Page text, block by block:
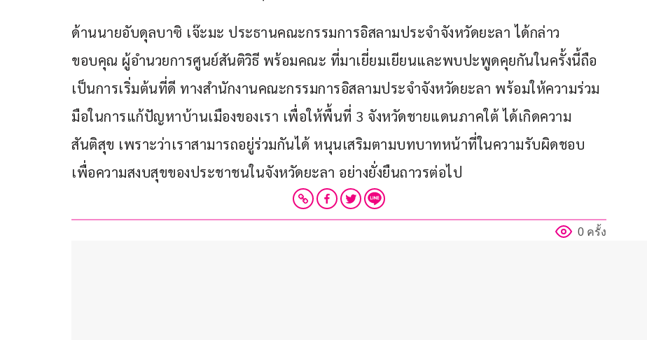
ด้านนายอับดุลบาซิ เจ๊ะมะ ประธานคณะกรรมการอิสลามประจำจังหวัดยะลา ได้กล่าว
ขอบคุณ ผู้อำนวยการศูนย์สันติวิธี พร้อมคณะ ที่มาเยี่ยมเยียนและพบปะพูดคุยกันในครั้งนี้ถือ
เป็นการเริ่มต้นที่ดี ทางสำนักงานคณะกรรมการอิสลามประจำจังหวัดยะลา พร้อมให้ความร่วม
มือในการแก้ปัญหาบ้านเมืองของเรา เพื่อให้พื้นที่ 3 จังหวัดชายแดนภาคใต้ ได้เกิดความ
สันติสุข เพราะว่าเราสามารถอยู่ร่วมกันได้ หนุนเสริมตามบทบาทหน้าที่ในความรับผิดชอบ
เพื่อความสงบสุขของประชาชนในจังหวัดยะลา อย่างยั่งยืนถาวรต่อไป
0 ครั้ง